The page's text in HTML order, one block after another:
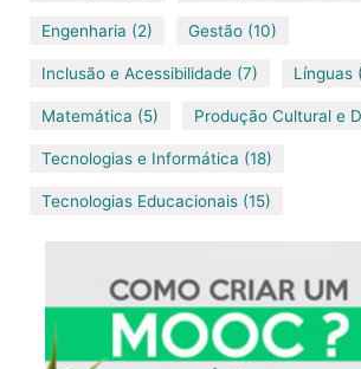
Engenharia (2) Gestão (10)
Inclusão e Acessibilidade (7) Línguas
Matemática (5) Produção Cultural e
Tecnologias e Informática (18)
Tecnologias Educacionais (15)